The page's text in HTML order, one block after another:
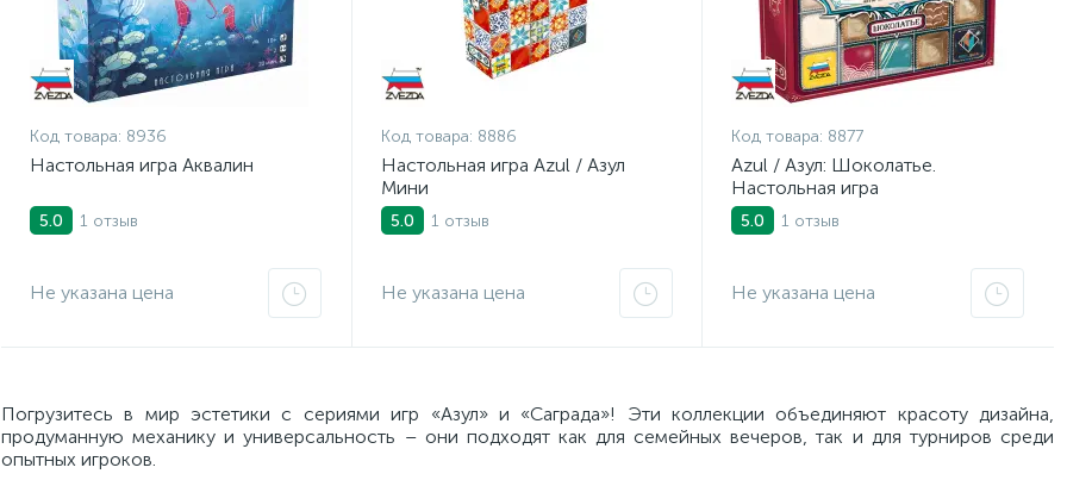
Код товара: 8936
Настольная игра Аквалин
5.0 1 отзыв
Не указана цена
Код товара: 8886
Настольная игра Azul / Азул
Мини
5.0 1 отзыв
Не указана цена
Код товара: 8877
Azul / Азул: Шоколатье.
Настольная игра
5.0 1 отзыв
Не указана цена
Погрузитесь в мир эстетики с сериями игр «Азул» и «Саграда»! Эти коллекции объединяют красоту дизайна,
продуманную механику и универсальность – они подходят как для семейных вечеров, так и для турниров среди
опытных игроков.